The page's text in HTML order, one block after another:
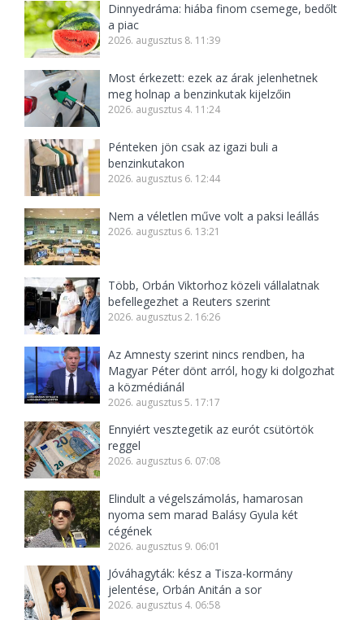
Dinnyedráma: hiába finom csemege, bedőlt
a piac
2026. augusztus 8. 11:39
Most érkezett: ezek az árak jelenhetnek
meg holnap a benzinkutak kijelzőin
2026. augusztus 4. 11:24
Pénteken jön csak az igazi buli a
benzinkutakon
2026. augusztus 6. 12:44
Nem a véletlen műve volt a paksi leállás
2026. augusztus 6. 13:21
Több, Orbán Viktorhoz közeli vállalatnak
befellegezhet a Reuters szerint
2026. augusztus 2. 16:26
Az Amnesty szerint nincs rendben, ha
Magyar Péter dönt arról, hogy ki dolgozhat
a közmédiánál
2026. augusztus 5. 17:17
Ennyiért vesztegetik az eurót csütörtök
reggel
2026. augusztus 6. 07:08
Elindult a végelszámolás, hamarosan
nyoma sem marad Balásy Gyula két
cégének
2026. augusztus 9. 06:01
Jóváhagyták: kész a Tisza-kormány
jelentése, Orbán Anitán a sor
2026. augusztus 4. 06:58